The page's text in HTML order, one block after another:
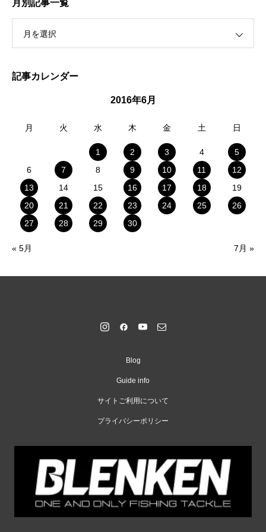
月別記事一覧
月を選択
記事カレンダー
2016年6月
月 火 水 木 金 土 日
1 2 3 4
5
6
7 8 9 10 11
12
13
14 15 16 17 18
19
20
21 22 23 24 25
26
27
28 29 30
« 5月 7月 »
Blog
Guide info
サイトご利用について
プライバシーポリシー